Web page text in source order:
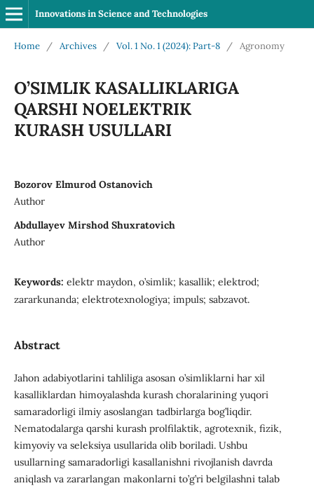
Innovations in Science and Technologies
Home / Archives / Vol. 1 No. 1 (2024): Part-8 / Agronomy
O’SIMLIK KASALLIKLARIGA
QARSHI NOELEKTRIK
KURASH USULLARI
Bozorov Elmurod Ostanovich
Author
Аbdullayev Mirshod Shuxratovich
Author
Keywords: elektr maydon, o’simlik; kasallik; elektrod;
zararkunanda; elektrotexnologiya; impuls; sabzavot.
Abstract
Jahon adabiyotlarini tahliliga asosan o’simliklarni har xil
kasalliklardan himoyalashda kurash choralarining yuqori
samaradorligi ilmiy asoslangan tadbirlarga bog’liqdir.
Nematodalarga qarshi kurash prolfilaktik, agrotexnik, fizik,
kimyoviy va seleksiya usullarida olib boriladi. Ushbu
usullarning samaradorligi kasallanishni rivojlanish davrda
aniqlash va zararlangan makonlarni to’g’ri belgilashni talab